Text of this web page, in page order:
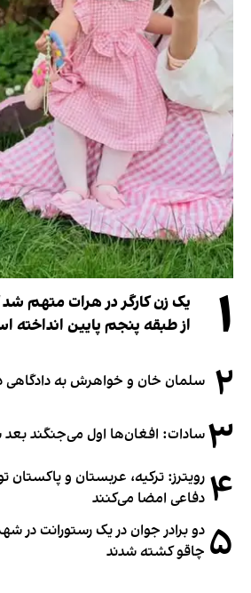
۱
یک زن کارگر در هرات متهم شد
از طبقه پنجم پایین انداخته
۲ سلمان خان و خواهرش به دادگاهی
۳سادات: افغان‌ها اول می‌جنگند
۴ رویترز: ترکیه، عربستان و پاکستان
دفاعی امضا می‌کنند
۵ دو برادر جوان در یک رستورانت در
چاقو کشته شدند